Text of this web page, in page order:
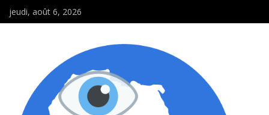
jeudi, août 6, 2026